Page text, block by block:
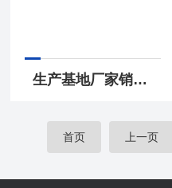
生产基地厂家销售YC-3*16+1*10电缆橡胶软电缆
首页 上一页